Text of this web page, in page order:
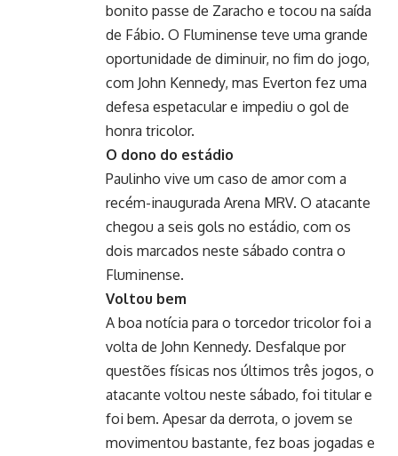
bonito passe de Zaracho e tocou na saída
de Fábio. O Fluminense teve uma grande
oportunidade de diminuir, no fim do jogo,
com John Kennedy, mas Everton fez uma
defesa espetacular e impediu o gol de
honra tricolor.
O dono do estádio
Paulinho vive um caso de amor com a
recém-inaugurada Arena MRV. O atacante
chegou a seis gols no estádio, com os
dois marcados neste sábado contra o
Fluminense.
Voltou bem
A boa notícia para o torcedor tricolor foi a
volta de John Kennedy. Desfalque por
questões físicas nos últimos três jogos, o
atacante voltou neste sábado, foi titular e
foi bem. Apesar da derrota, o jovem se
movimentou bastante, fez boas jogadas e